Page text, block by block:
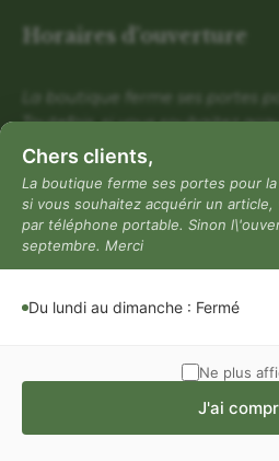
Horaires d'ouverture
La boutique ferme ses portes
Toutefois, si vous souhaitez
pouvez prendre rdv par
l\'ouverture officielle sera la 1er
Du lundi au dimanche :
Mentions légales
Politique de confidentialité
Chers clients,
La boutique ferme ses portes pour
si vous souhaitez acquérir un
par téléphone portable. Sinon
septembre. Merci
Du lundi au dimanche : Fermé
Ne plus
J'ai